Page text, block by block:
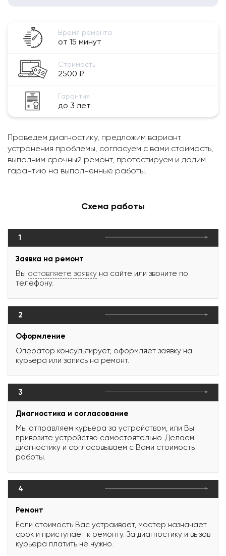
Время ремонта
от 15 минут
Стоимость
2500 ₽
Гарантия
до 3 лет
Проведем диагностику, предложим вариант
устранения проблемы, согласуем с вами стоимость,
выполним срочный ремонт, протестируем и дадим
гарантию на выполненные работы.
Схема работы
1
Заявка на ремонт
Вы оставляете заявку на сайте или звоните по
телефону.
2
Оформление
Оператор консультирует, оформляет заявку на
курьера или запись на ремонт.
3
Диагностика и согласование
Мы отправляем курьера за устройством, или Вы
привозите устройство самостоятельно. Делаем
диагностику и согласовываем с Вами стоимость
работы.
4
Ремонт
Если стоимость Вас устраивает, мастер назначает
срок и приступает к ремонту. За диагностику и вызов
курьера платить не нужно.